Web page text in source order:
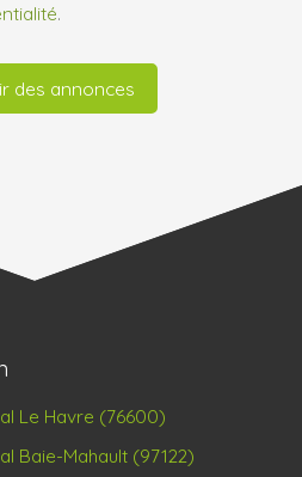
.
des annonces
Le Havre (76600)
Baie-Mahault (97122)